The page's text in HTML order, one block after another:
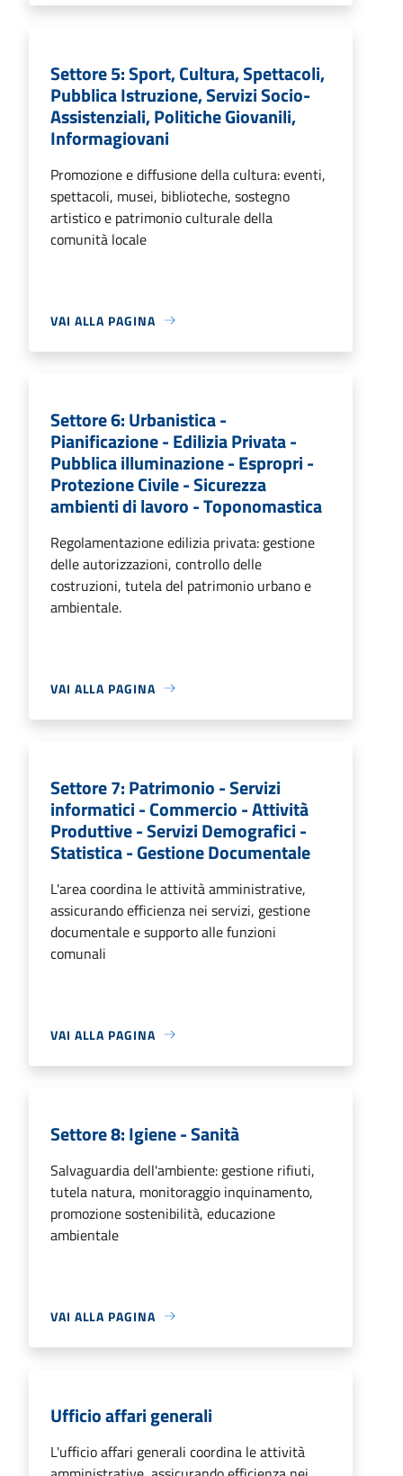
Settore 5: Sport, Cultura, Spettacoli,
Pubblica Istruzione, Servizi Socio-
Assistenziali, Politiche Giovanili,
Informagiovani
Promozione e diffusione della cultura: eventi,
spettacoli, musei, biblioteche, sostegno
artistico e patrimonio culturale della
comunità locale
VAI ALLA PAGINA
Settore 6: Urbanistica -
Pianificazione - Edilizia Privata -
Pubblica illuminazione - Espropri -
Protezione Civile - Sicurezza
ambienti di lavoro - Toponomastica
Regolamentazione edilizia privata: gestione
delle autorizzazioni, controllo delle
costruzioni, tutela del patrimonio urbano e
ambientale.
VAI ALLA PAGINA
Settore 7: Patrimonio - Servizi
informatici - Commercio - Attività
Produttive - Servizi Demografici -
Statistica - Gestione Documentale
L'area coordina le attività amministrative,
assicurando efficienza nei servizi, gestione
documentale e supporto alle funzioni
comunali
VAI ALLA PAGINA
Settore 8: Igiene - Sanità
Salvaguardia dell'ambiente: gestione rifiuti,
tutela natura, monitoraggio inquinamento,
promozione sostenibilità, educazione
ambientale
VAI ALLA PAGINA
Ufficio affari generali
L'ufficio affari generali coordina le attività